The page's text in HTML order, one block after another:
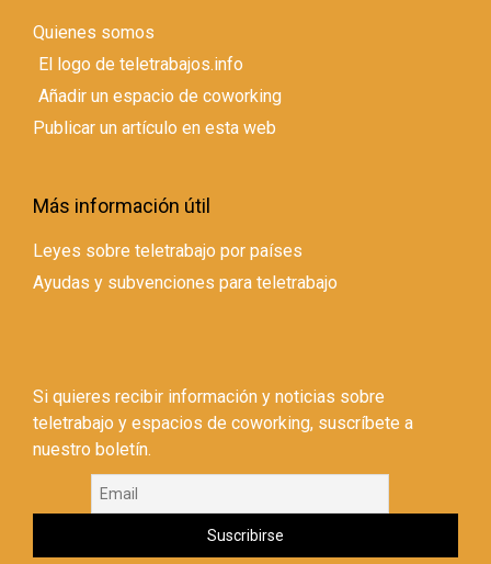
Quienes somos
El logo de teletrabajos.info
Añadir un espacio de coworking
Publicar un artículo en esta web
Más información útil
Leyes sobre teletrabajo por países
Ayudas y subvenciones para teletrabajo
Si quieres recibir información y noticias sobre
teletrabajo y espacios de coworking, suscríbete a
nuestro boletín.